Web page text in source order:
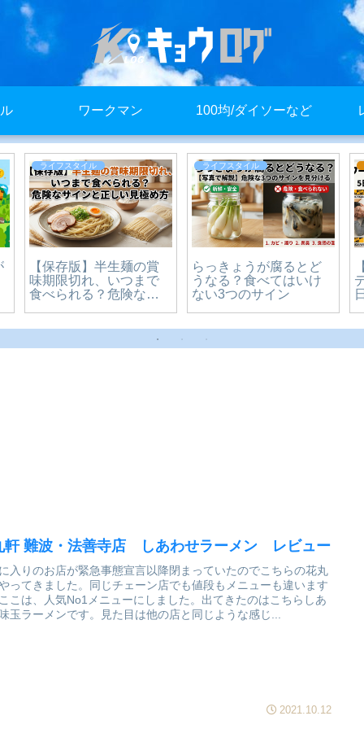
ワークマン 100均/ダイソーなど
ライフスタイル
【保存版】半生麺の賞
味期限切れ、いつまで
食べられる？危険なサ
ライフスタイル
らっきょうが腐るとど
うなる？食べてはいけ
ない3つのサイン
軒 難波・法善寺店 しあわせラーメン レビュー
入りのお店が緊急事態宣言以降閉まっていたのでこちらの花丸
ってきました。同じチェーン店でも値段もメニューも違います
こは、人気No1メニューにしました。出てきたのはこちらしあ
玉ラーメンです。見た目は他の店と同じような感じ...
2021.10.12